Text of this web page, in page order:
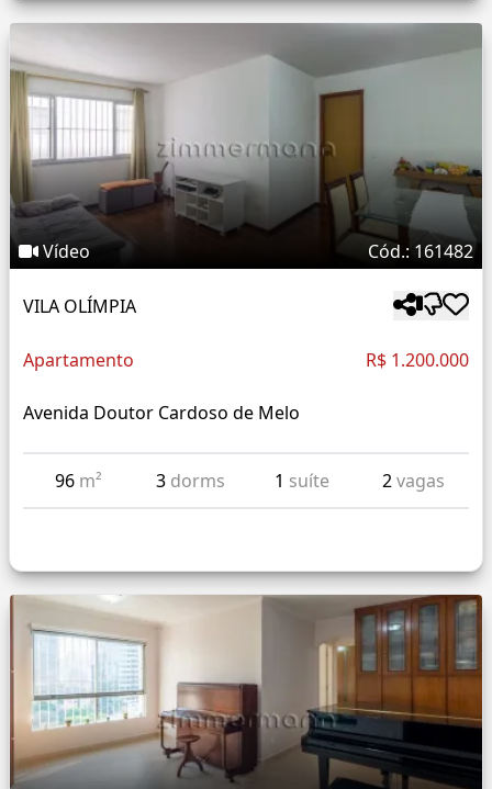
Vídeo Cód.: 161482
VILA OLÍMPIA
Apartamento R$ 1.200.000
Avenida Doutor Cardoso de Melo
96 m² 3 dorms 1 suíte 2vagas